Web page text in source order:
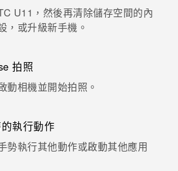
U11，然後再清除儲存空間的內
，或升級新手機。
拍照
動相機並開始拍照。
執行動作
勢執行其他動作或啟動其他應用